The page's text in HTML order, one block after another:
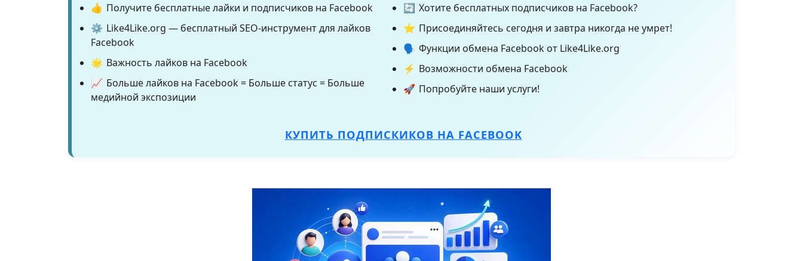
👍 Получите бесплатные лайки и подписчиков на Facebook
⚙️ Like4Like.org — бесплатный SEO-инструмент для лайков
Facebook
🌟 Важность лайков на Facebook
📈 Больше лайков на Facebook = Больше статус = Больше
медийной экспозиции
🔄 Хотите бесплатных подписчиков на Facebook?
⭐ Присоединяйтесь сегодня и завтра никогда не умрет!
🗣️ Функции обмена Facebook от Like4Like.org
⚡ Возможности обмена Facebook
🚀 Попробуйте наши услуги!
КУПИТЬ ПОДПИСКИКОВ НА FACEBOOK